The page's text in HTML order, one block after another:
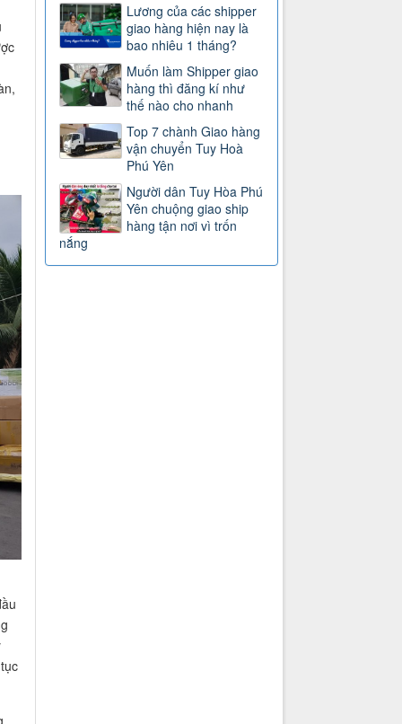
Lương của các shipper
giao hàng hiện nay là
bao nhiêu 1 tháng?
Muốn làm Shipper giao
hàng thì đăng kí như
thế nào cho nhanh
Top 7 chành Giao hàng
vận chuyển Tuy Hoà
Phú Yên
Người dân Tuy Hòa Phú
Yên chuộng giao ship
hàng tận nơi vì trốn
nắng